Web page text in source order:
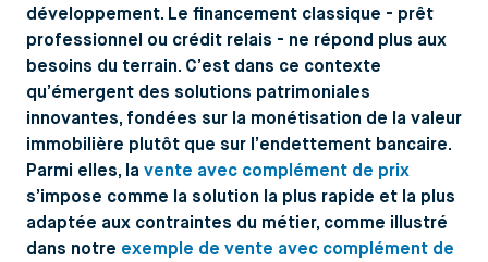
développement. Le financement classique - prêt
professionnel ou crédit relais - ne répond plus aux
besoins du terrain. C’est dans ce contexte
qu’émergent des solutions patrimoniales
innovantes, fondées sur la monétisation de la valeur
immobilière plutôt que sur l’endettement bancaire.
Parmi elles, la vente avec complément de prix
s’impose comme la solution la plus rapide et la plus
adaptée aux contraintes du métier, comme illustré
dans notre exemple de vente avec complément de